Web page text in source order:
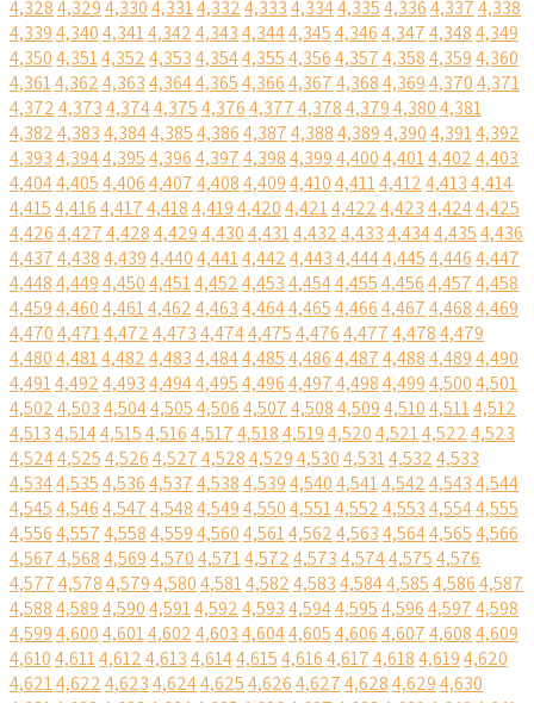
4,3284,3294,3304,3314,3324,3334,3344,3354,3364,3374,338
4,3394,3404,3414,3424,3434,3444,3454,3464,3474,3484,349
4,3504,3514,3524,3534,3544,3554,3564,3574,3584,3594,360
4,3614,3624,3634,3644,3654,3664,3674,3684,3694,3704,371
4,3724,3734,3744,3754,3764,3774,3784,3794,3804,381
4,3824,3834,3844,3854,3864,3874,3884,3894,3904,3914,392
4,3934,3944,3954,3964,3974,3984,3994,4004,4014,4024,403
4,4044,4054,4064,4074,4084,4094,4104,4114,4124,4134,414
4,4154,4164,4174,4184,4194,4204,4214,4224,4234,4244,425
4,4264,4274,4284,4294,4304,4314,4324,4334,4344,4354,436
4,4374,4384,4394,4404,4414,4424,4434,4444,4454,4464,447
4,4484,4494,4504,4514,4524,4534,4544,4554,4564,4574,458
4,4594,4604,4614,4624,4634,4644,4654,4664,4674,4684,469
4,4704,4714,4724,4734,4744,4754,4764,4774,4784,479
4,4804,4814,4824,4834,4844,4854,4864,4874,4884,4894,490
4,4914,4924,4934,4944,4954,4964,4974,4984,4994,5004,501
4,5024,5034,5044,5054,5064,5074,5084,5094,5104,5114,512
4,5134,5144,5154,5164,5174,5184,5194,5204,5214,5224,523
4,5244,5254,5264,5274,5284,5294,5304,5314,5324,533
4,5344,5354,5364,5374,5384,5394,5404,5414,5424,5434,544
4,5454,5464,5474,5484,5494,5504,5514,5524,5534,5544,555
4,5564,5574,5584,5594,5604,5614,5624,5634,5644,5654,566
4,5674,5684,5694,5704,5714,5724,5734,5744,5754,576
4,5774,5784,5794,5804,5814,5824,5834,5844,5854,5864,587
4,5884,5894,5904,5914,5924,5934,5944,5954,5964,5974,598
4,5994,6004,6014,6024,6034,6044,6054,6064,6074,6084,609
4,6104,6114,6124,6134,6144,6154,6164,6174,6184,6194,620
4,6214,6224,6234,6244,6254,6264,6274,6284,6294,630